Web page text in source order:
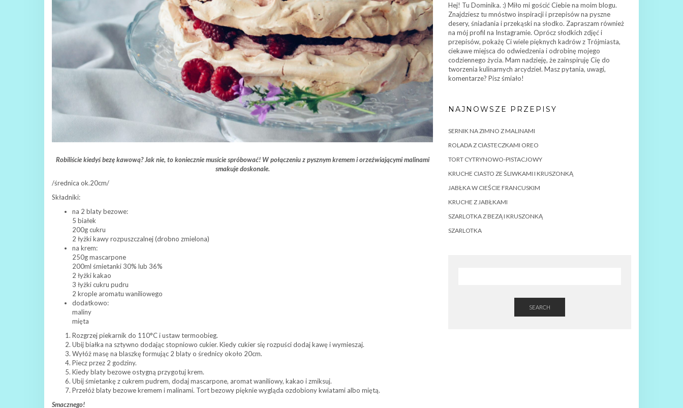
Robiliście kiedyś bezę kawową? Jak nie, to koniecznie musicie spróbować! W połączeniu z pysznym kremem i orzeźwiającymi malinami
smakuje doskonale.
/średnica ok.20cm/
Składniki:
na 2 blaty bezowe:
5 białek
200g cukru
2 łyżki kawy rozpuszczalnej (drobno zmielona)
na krem:
250g mascarpone
200ml śmietanki 30% lub 36%
2 łyżki kakao
3 łyżki cukru pudru
2 krople aromatu waniliowego
dodatkowo:
maliny
mięta
Rozgrzej piekarnik do 110°C i ustaw termoobieg.
Ubij białka na sztywno dodając stopniowo cukier. Kiedy cukier się rozpuści dodaj kawę i wymieszaj.
Wyłóż masę na blaszkę formując 2 blaty o średnicy około 20cm.
Piecz przez 2 godziny.
Kiedy blaty bezowe ostygną przygotuj krem.
Ubij śmietankę z cukrem pudrem, dodaj mascarpone, aromat waniliowy, kakao i zmiksuj.
Przełóż blaty bezowe kremem i malinami. Tort bezowy pięknie wygląda ozdobiony kwiatami albo miętą.
Smacznego!
Hej! Tu Dominika. :) Miło mi gościć Ciebie na moim blogu.
Znajdziesz tu mnóstwo inspiracji i przepisów na pyszne
desery, śniadania i przekąski na słodko. Zapraszam również
na mój profil na Instagramie. Oprócz słodkich zdjęć i
przepisów, pokażę Ci wiele pięknych kadrów z Trójmiasta,
ciekawe miejsca do odwiedzenia i odrobinę mojego
codziennego życia. Mam nadzieję, że zainspiruję Cię do
tworzenia kulinarnych arcydzieł. Masz pytania, uwagi,
komentarze? Pisz śmiało!
NAJNOWSZE PRZEPISY
SERNIK NA ZIMNO Z MALINAMI
ROLADA Z CIASTECZKAMI OREO
TORT CYTRYNOWO-PISTACJOWY
KRUCHE CIASTO ZE ŚLIWKAMI I KRUSZONKĄ
JABŁKA W CIEŚCIE FRANCUSKIM
KRUCHE Z JABŁKAMI
SZARLOTKA Z BEZĄ I KRUSZONKĄ
SZARLOTKA
SEARCH